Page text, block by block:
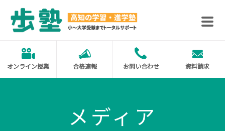
オンライン授業 合格速報 お問い合わせ 資料請求
メディア